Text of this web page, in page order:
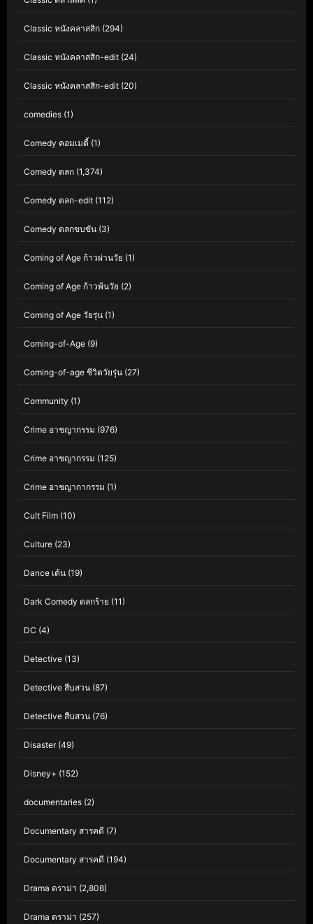
Classic หนังคลาสสิก (294)
Classic หนังคลาสสิก-edit (24)
Classic หนังคลาสสิก-edit (20)
comedies (1)
Comedy คอมเมดี้ (1)
Comedy ตลก (1,374)
Comedy ตลก-edit (112)
Comedy ตลกขบขัน (3)
Coming of Age ก้าวผ่านวัย (1)
Coming of Age ก้าวพ้นวัย (2)
Coming of Age วัยรุ่น (1)
Coming-of-Age (9)
Coming-of-age ชีวิตวัยรุ่น (27)
Community (1)
Crime อาชญากรรม (976)
Crime อาชญากรรม (125)
Crime อาชญากากรรม (1)
Cult Film (10)
Culture (23)
Dance เต้น (19)
Dark Comedy ตลกร้าย (11)
DC (4)
Detective (13)
Detective สืบสวน (87)
Detective สืบสวน (76)
Disaster(49)
Disney+ (152)
documentaries (2)
Documentary สารคดี (7)
Documentary สารคดี (194)
Drama ดราม่า (2,808)
Drama ดราม่า (257)